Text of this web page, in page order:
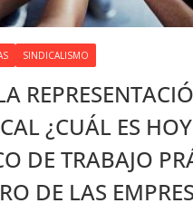
SINDICALISMO
¿CUÁL ES
DE TRABAJO
DE LAS